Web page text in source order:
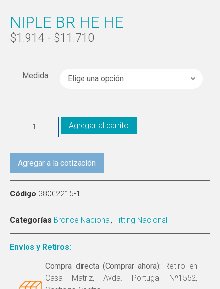
NIPLE BR HE HE
$1.914 - $11.710
Medida
Agregar al carrito
Agregar a la cotización
Código 38002215-1
Categorías Bronce Nacional , Fitting Nacional
Envíos y Retiros:
Compra directa (Comprar ahora): Retiro en
Casa Matriz, Avda. Portugal Nº1552,